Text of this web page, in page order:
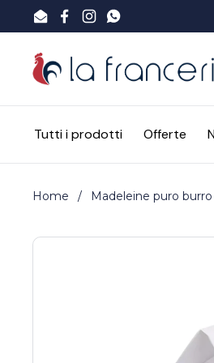
Passa ai contenuti
EmailFacebook
Instagram
WhatsApp
Tutti i prodotti Offerte
Home / Madeleine puro